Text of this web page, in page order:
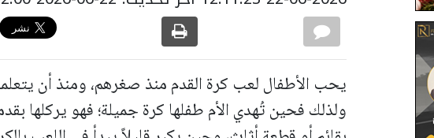
يحب الأطفال لعب كرة القدم منذ صغرهم، ومنذ أن
ولذلك فحين تُهدي الأم طفلها كرة جميلة؛ فهو يركلها